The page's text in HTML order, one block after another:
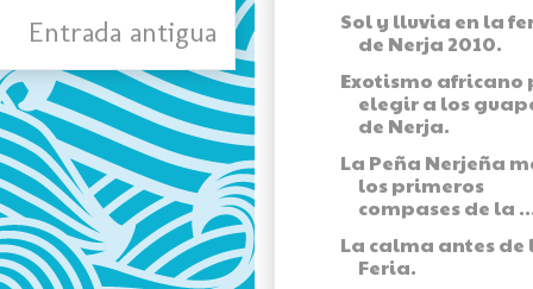
Entrada antigua
Sol y lluvia en la
de Nerja 2010.
Exotismo africano
elegir a los
de Nerja.
La Peña Nerjeña
los primeros
compases de la
La calma antes de
Feria.